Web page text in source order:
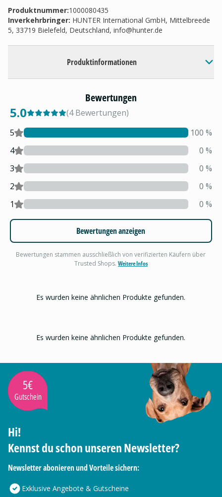
Produktnummer:1000080435
Inverkehrbringer: HUNTER International GmbH, Mittelbreede
5, 33719 Bielefeld, Deutschland, info@hunter.de
Produktinformationen
Bewertungen
5.0 (4 Bewertungen)
5
100 %
4
0 %
3
0 %
2
0 %
1
0 %
Bewertungen anzeigen
Bewertungen stammen ausschließlich von verifizierten Käufern über
Trusted Shops. Weitere Infos
Es wurden keine ähnlichen Produkte gefunden.
Es wurden keine ähnlichen Produkte gefunden.
5€
Gutschein
Hi!
Kennst du schon unseren Newsletter?
Newsletter abonieren und Vorteile sichern:
Exklusive Angebote & Gutscheine